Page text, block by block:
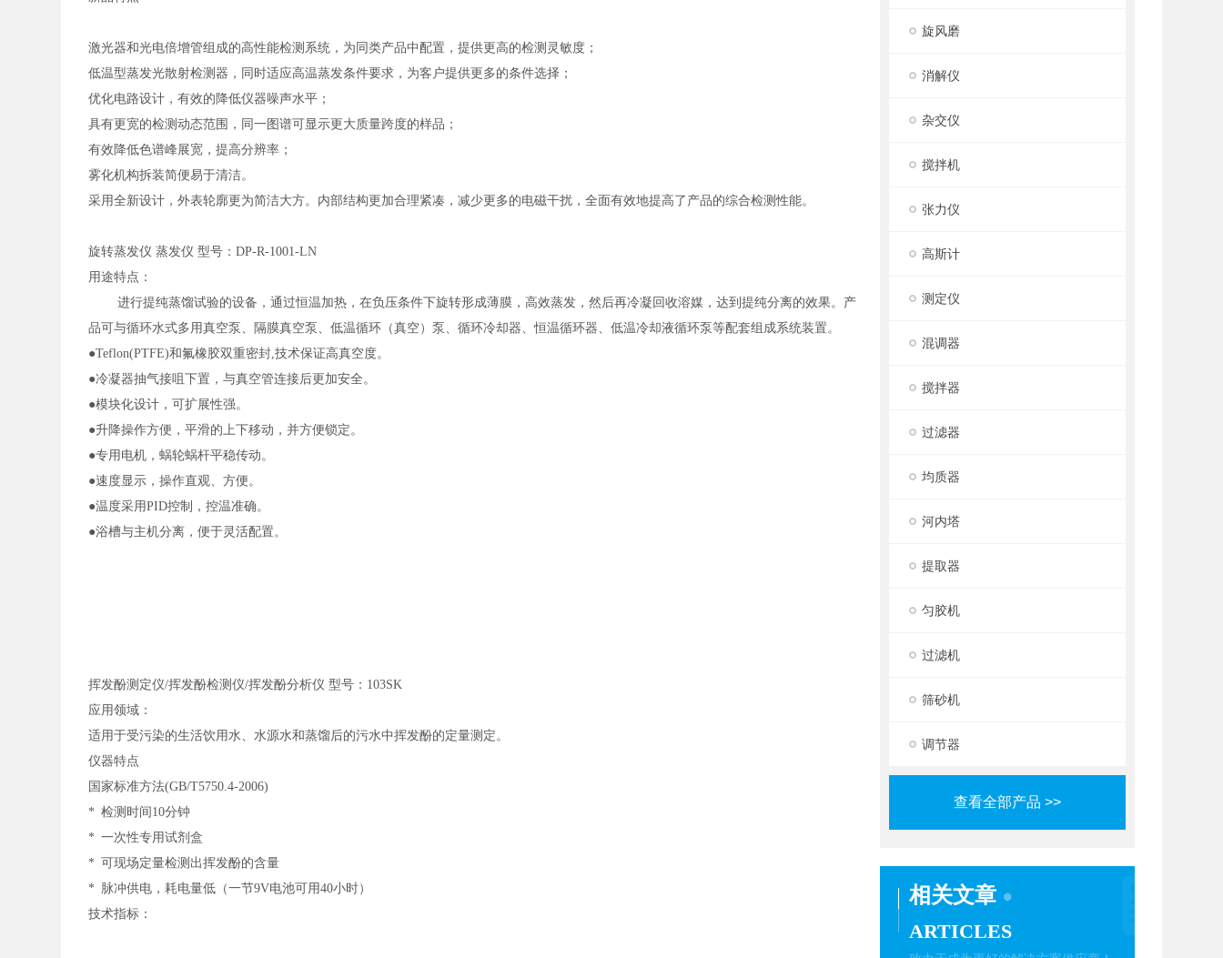
旋风磨
消解仪
杂交仪
搅拌机
张力仪
高斯计
测定仪
混调器
搅拌器
过滤器
均质器
河内塔
提取器
匀胶机
过滤机
筛砂机
调节器
查看全部产品 >>
相关文章
ARTICLES
激光器和光电倍增管组成的高性能检测系统，为同类产品中配置，提供更高的检测灵敏度；
低温型蒸发光散射检测器，同时适应高温蒸发条件要求，为客户提供更多的条件选择；
优化电路设计，有效的降低仪器噪声水平；
具有更宽的检测动态范围，同一图谱可显示更大质量跨度的样品；
有效降低色谱峰展宽，提高分辨率；
雾化机构拆装简便易于清洁。
采用全新设计，外表轮廓更为简洁大方。内部结构更加合理紧凑，减少更多的电磁干扰，全面有效地提高了产品的综合检测性能。
旋转蒸发仪 蒸发仪 型号：DP-R-1001-LN
用途特点：
进行提纯蒸馏试验的设备，通过恒温加热，在负压条件下旋转形成薄膜，高效蒸发，然后再冷凝回收溶媒，达到提纯分离的效果。产
品可与循环水式多用真空泵、隔膜真空泵、低温循环（真空）泵、循环冷却器、恒温循环器、低温冷却液循环泵等配套组成系统装置。
●Teflon(PTFE)和氟橡胶双重密封,技术保证高真空度。
●冷凝器抽气接咀下置，与真空管连接后更加安全。
●模块化设计，可扩展性强。
●升降操作方便，平滑的上下移动，并方便锁定。
●专用电机，蜗轮蜗杆平稳传动。
●速度显示，操作直观、方便。
●温度采用PID控制，控温准确。
●浴槽与主机分离，便于灵活配置。
挥发酚测定仪/挥发酚检测仪/挥发酚分析仪 型号：103SK
应用领域：
适用于受污染的生活饮用水、水源水和蒸馏后的污水中挥发酚的定量测定。
仪器特点
国家标准方法(GB/T5750.4-2006)
*检测时间 10分钟
*一次性专用试剂盒
*可现场定量检测出挥发酚的含量
* 脉冲供电，耗电量低（一节9V电池可用40小时）
技术指标：